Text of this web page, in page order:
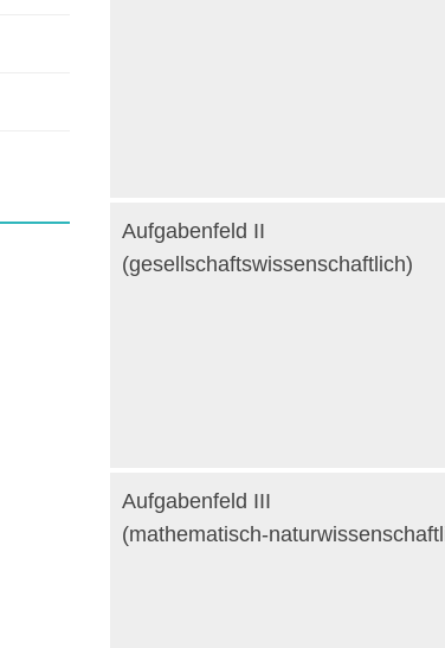
Aufgabenfeld II
(gesellschaftswissenschaftlich)
Aufgabenfeld III
(mathematisch-